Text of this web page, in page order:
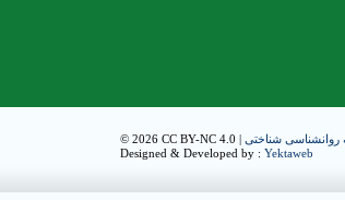
© 2026 CC BY-NC 4.0 | روانشناسی شناختی
Designed & Developed by : Yektaweb